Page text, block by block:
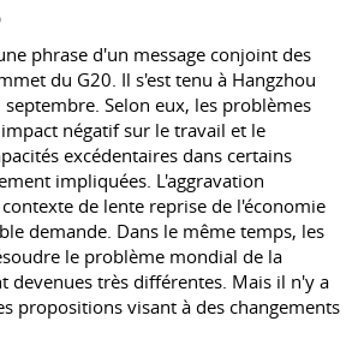
phrase d'un message conjoint des
du G20. Il s'est tenu à Hangzhou
septembre. Selon eux, les problèmes
négatif sur le travail et le
excédentaires dans certains
impliquées. L'aggravation
de lente reprise de l'économie
demande. Dans le même temps, les
le problème mondial de la
devenues très différentes. Mais il n'y a
propositions visant à des changements